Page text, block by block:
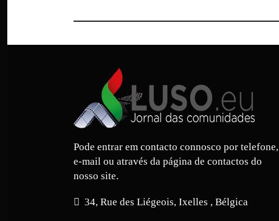
Pode entrar em contacto connosco por telefone,
e-mail ou através da página de contactos do
nosso site.
34, Rue des Liégeois, Ixelles , Bélgica